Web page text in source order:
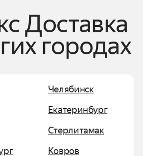
Доставка
городах
Челябинск
Екатеринбург
Стерлитамак
Ковров